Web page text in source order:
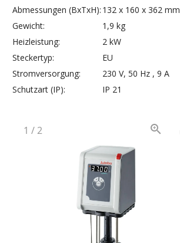
Abmessungen (BxTxH): 132 x 160 x 362 mm
Gewicht:
1,9 kg
Heizleistung:
2 kW
Steckertyp:
EU
Stromversorgung:
230 V, 50 Hz , 9 A
Schutzart (IP):
IP 21
1 /2